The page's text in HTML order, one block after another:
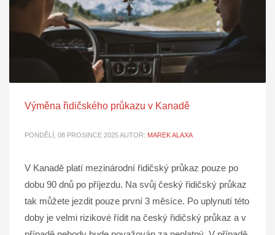
Výměna řidičského průkazu v Kanadě
PONDĚLÍ, 08 PROSINCE 2025AUTOR: MAREK ALAXA
V Kanadě platí mezinárodní řidičský průkaz pouze po
dobu 90 dnů po příjezdu. Na svůj český řidičský průkaz
tak můžete jezdit pouze první 3 měsíce. Po uplynutí této
doby je velmi rizikové řídit na český řidičský průkaz a v